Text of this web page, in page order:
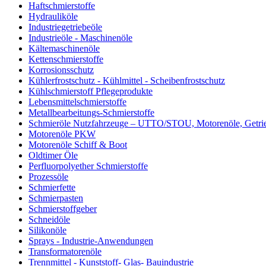
Haftschmierstoffe
Hydrauliköle
Industriegetriebeöle
Industrieöle - Maschinenöle
Kältemaschinenöle
Kettenschmierstoffe
Korrosionsschutz
Kühlerfrostschutz - Kühlmittel - Scheibenfrostschutz
Kühlschmierstoff Pflegeprodukte
Lebensmittelschmierstoffe
Metallbearbeitungs-Schmierstoffe
Schmieröle Nutzfahrzeuge – UTTO/STOU, Motorenöle,
Motorenöle PKW
Motorenöle Schiff & Boot
Oldtimer Öle
Perfluorpolyether Schmierstoffe
Prozessöle
Schmierfette
Schmierpasten
Schmierstoffgeber
Schneidöle
Silikonöle
Sprays - Industrie-Anwendungen
Transformatorenöle
Trennmittel - Kunststoff- Glas- Bauindustrie